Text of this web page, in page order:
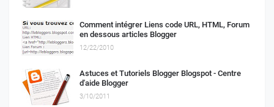
Comment intégrer Liens code URL, HTML, Forum
en dessous articles Blogger
12/22/2010
Astuces et Tutoriels Blogger Blogspot - Centre
d'aide Blogger
3/10/2011